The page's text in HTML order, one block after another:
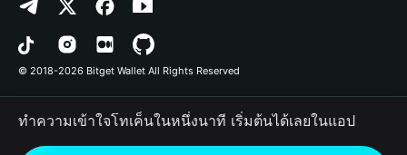
ทรัพยากรข้อมูลของแบรนด์
อาชีพ
Prediction Markets
DApp
RWA
การตรวจจับสัญญา
การโอนเป็นชุด
Avalanche
Bitcoin
Polygon
นโยบายความเป็นส่วนตัว
ข้อตกลงในการใช้บริการ
© 2018-2026 Bitget Wallet All Rights Reserved
ทำความเข้าใจโทเค็นในหนึ่งนาที เริ่มต้นได้เลยในแอป